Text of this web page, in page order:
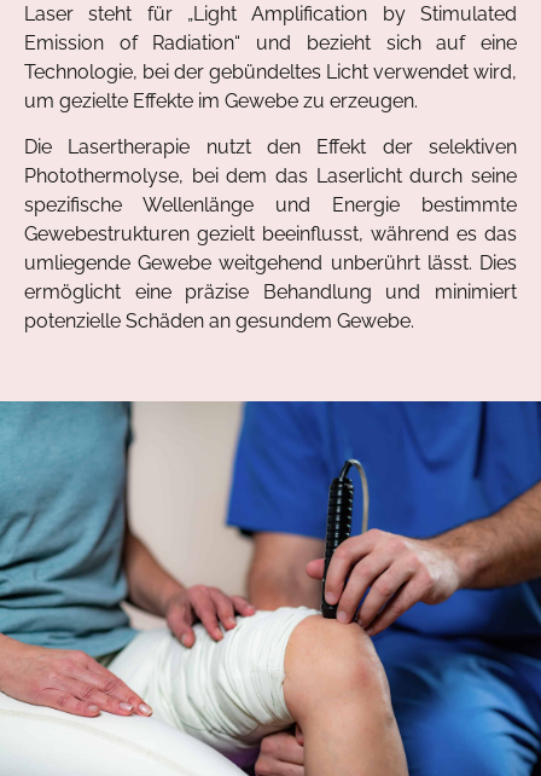
Laser steht für „Light Amplification by Stimulated
Emission of Radiation“ und bezieht sich auf eine
Technologie, bei der gebündeltes Licht verwendet wird,
um gezielte Effekte im Gewebe zu erzeugen.
Die Lasertherapie nutzt den Effekt der selektiven
Photothermolyse, bei dem das Laserlicht durch seine
spezifische Wellenlänge und Energie bestimmte
Gewebestrukturen gezielt beeinflusst, während es das
umliegende Gewebe weitgehend unberührt lässt. Dies
ermöglicht eine präzise Behandlung und minimiert
potenzielle Schäden an gesundem Gewebe.